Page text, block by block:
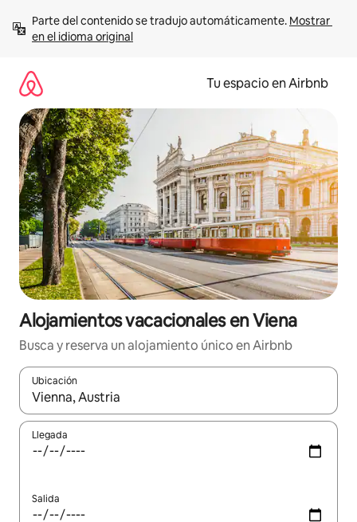
contenido
Parte del contenido se tradujo automáticamente. Mostrar
en el idioma original
Tu espacio en Airbnb
Alojamientos vacacionales en Viena
Busca y reserva un alojamiento único en Airbnb
Ubicación
Cuando los resultados estén disponibles, podrás navegar
Llegada
Salida